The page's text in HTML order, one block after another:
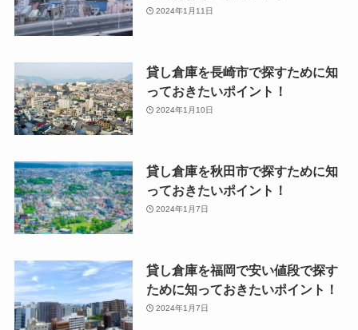
2024年1月11日
貸し倉庫を長崎市で探すために知
っておきたいポイント！
2024年1月10日
貸し倉庫を秋田市で探すために知
っておきたいポイント！
2024年1月7日
貸し倉庫を福岡で安い値段で探す
ために知っておきたいポイント！
2024年1月7日